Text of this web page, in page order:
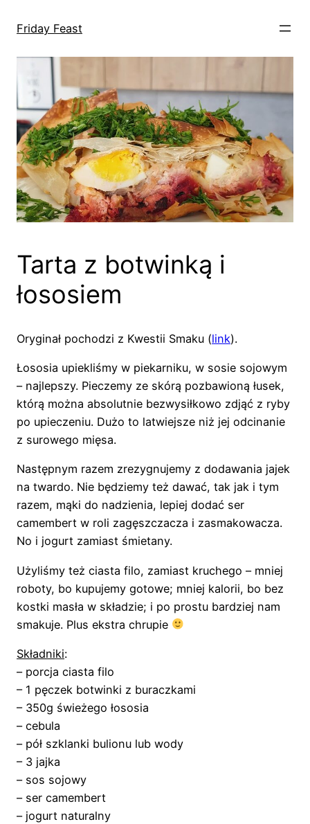
Friday Feast
Tarta z botwinką i
łososiem
Oryginał pochodzi z Kwestii Smaku (link).
Łososia upiekliśmy w piekarniku, w sosie sojowym
– najlepszy. Pieczemy ze skórą pozbawioną łusek,
którą można absolutnie bezwysiłkowo zdjąć z ryby
po upieczeniu. Dużo to latwiejsze niż jej odcinanie
z surowego mięsa.
Następnym razem zrezygnujemy z dodawania jajek
na twardo. Nie będziemy też dawać, tak jak i tym
razem, mąki do nadzienia, lepiej dodać ser
camembert w roli zagęszczacza i zasmakowacza.
No i jogurt zamiast śmietany.
Użyliśmy też ciasta filo, zamiast kruchego – mniej
roboty, bo kupujemy gotowe; mniej kalorii, bo bez
kostki masła w składzie; i po prostu bardziej nam
smakuje. Plus ekstra chrupie
Składniki:
– porcja ciasta filo
– 1 pęczek botwinki z buraczkami
– 350g świeżego łososia
– cebula
– pół szklanki bulionu lub wody
– 3 jajka
– sos sojowy
– ser camembert
– jogurt naturalny